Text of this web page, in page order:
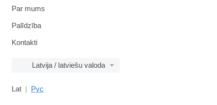
Par mums
Palīdzība
Kontakti
Latvija / latviešu valoda
Lat Рус